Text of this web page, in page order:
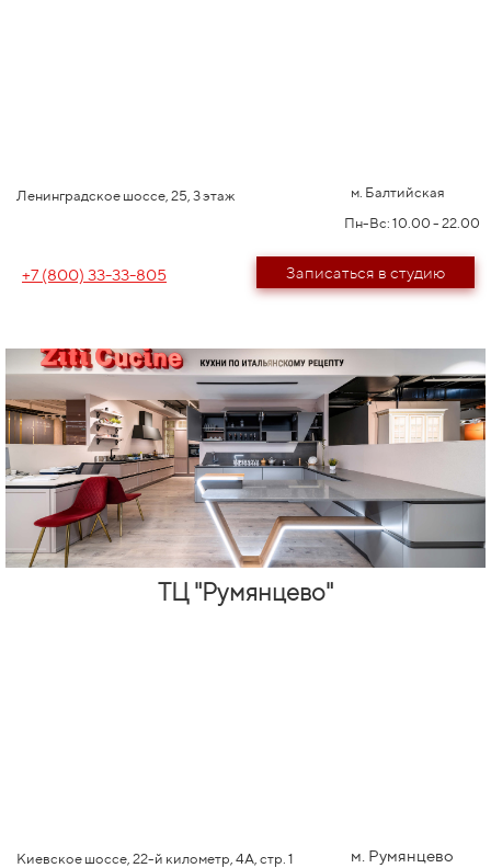
Ленинградское шоссе, 25, 3 этаж
м. Балтийская
Пн-Вс: 10.00 - 22.00
+7 (800) 33-33-805 Записаться в студию
ТЦ "Румянцево"
Киевское шоссе, 22-й километр, 4А, стр. 1 м. Румянцево